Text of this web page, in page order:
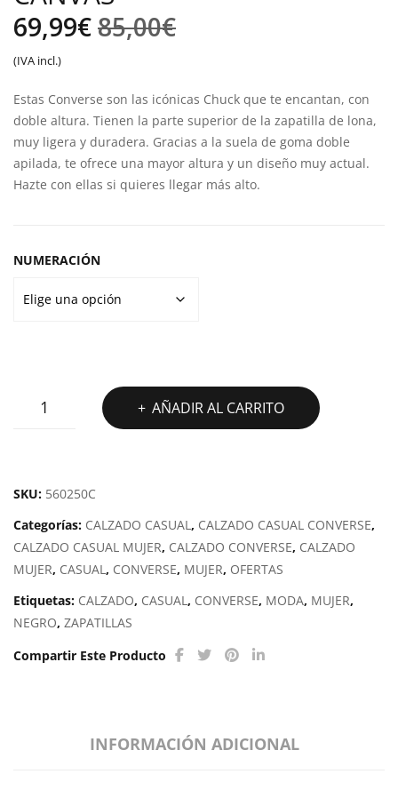
TAY
R
TAY
LO
85,00€El
original
era:
85,00€.
69,99€
El
actual
es:
69,99€.
(IVA incl.)
Estas Converse son las icónicas Chuck que te encantan, con
doble altura. Tienen la parte superior de la zapatilla de lona,
muy ligera y duradera. Gracias a la suela de goma doble
apilada, te ofrece una mayor altura y un diseño muy actual.
Hazte con ellas si quieres llegar más alto.
NUMERACIÓN
CONVERSE
STAR
CANVAS
cantidad
AÑADIR AL CARRITO
SKU: 560250C
Categorías: CALZADO CASUAL, CALZADO CASUAL CONVERSE,
CALZADO CASUAL MUJER, CALZADO CONVERSE, CALZADO
MUJER, CASUAL, CONVERSE, MUJER, OFERTAS
Etiquetas: CALZADO, CASUAL, CONVERSE, MODA, MUJER,
NEGRO, ZAPATILLAS
Compartir Este Producto
INFORMACIÓN ADICIONAL